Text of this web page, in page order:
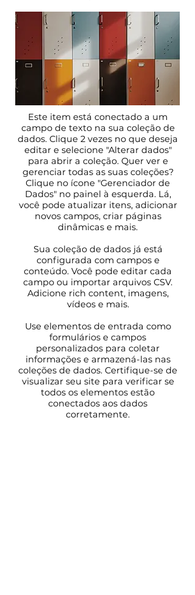
Este item está conectado a um
campo de texto na sua coleção de
dados. Clique 2 vezes no que deseja
editar e selecione "Alterar dados"
para abrir a coleção. Quer ver e
gerenciar todas as suas coleções?
Clique no ícone "Gerenciador de
Dados" no painel à esquerda. Lá,
você pode atualizar itens, adicionar
novos campos, criar páginas
dinâmicas e mais.
Sua coleção de dados já está
configurada com campos e
conteúdo. Você pode editar cada
campo ou importar arquivos CSV.
Adicione rich content, imagens,
vídeos e mais.
Use elementos de entrada como
formulários e campos
personalizados para coletar
informações e armazená-las nas
coleções de dados. Certifique-se de
visualizar seu site para verificar se
todos os elementos estão
conectados aos dados
corretamente.